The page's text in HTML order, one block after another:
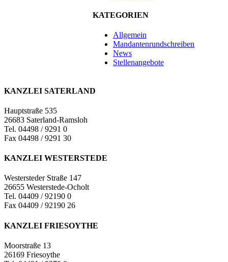
KATEGORIEN
Allgemein
Mandantenrundschreiben
News
Stellenangebote
KANZLEI SATERLAND
Hauptstraße 535
26683 Saterland-Ramsloh
Tel. 04498 / 9291 0
Fax 04498 / 9291 30
KANZLEI WESTERSTEDE
Westersteder Straße 147
26655 Westerstede-Ocholt
Tel. 04409 / 92190 0
Fax 04409 / 92190 26
KANZLEI FRIESOYTHE
Moorstraße 13
26169 Friesoythe